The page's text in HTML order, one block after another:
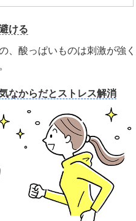
ける
、酸っぱいものは刺激が強く
なからだとストレス解消